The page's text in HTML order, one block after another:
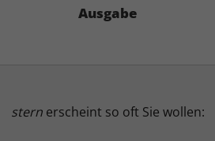
Ausgabe
sternerscheint so oft Sie wollen: